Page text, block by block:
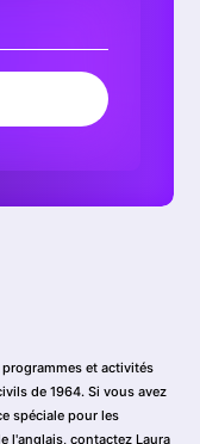
et activités
de 1964. Si vous avez
spéciale pour les
l'anglais, contactez Laura